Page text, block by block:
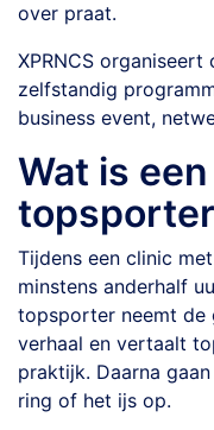
over praat.
XPRNCS
zelfstandig
business event,
Wat is
topsporter
Tijdens een clinic
minstens anderhalf
topsporter neemt de
verhaal en vertaalt
praktijk. Daarna
ring of het ijs op.